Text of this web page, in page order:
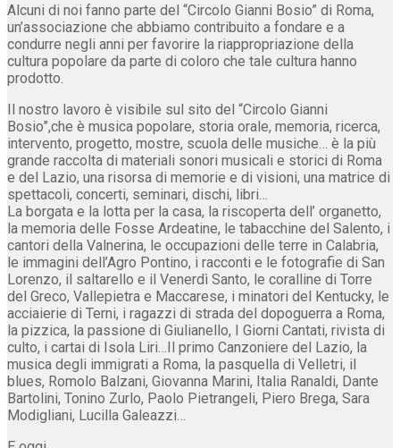
Alcuni di noi fanno parte del “Circolo Gianni Bosio” di Roma,
un’associazione che abbiamo contribuito a fondare e a
condurre negli anni per favorire la riappropriazione della
cultura popolare da parte di coloro che tale cultura hanno
prodotto.
Il nostro lavoro è visibile sul sito del “Circolo Gianni
Bosio”,che è musica popolare, storia orale, memoria, ricerca,
intervento, progetto, mostre, scuola delle musiche… è la più
grande raccolta di materiali sonori musicali e storici di Roma
e del Lazio, una risorsa di memorie e di visioni, una matrice di
spettacoli, concerti, seminari, dischi, libri…
La borgata e la lotta per la casa, la riscoperta dell’ organetto,
la memoria delle Fosse Ardeatine, le tabacchine del Salento, i
cantori della Valnerina, le occupazioni delle terre in Calabria,
le immagini dell’Agro Pontino, i racconti e le fotografie di San
Lorenzo, il saltarello e il Venerdì Santo, le coralline di Torre
del Greco, Vallepietra e Maccarese, i minatori del Kentucky, le
acciaierie di Terni, i ragazzi di strada del dopoguerra a Roma,
la pizzica, la passione di Giulianello, I Giorni Cantati, rivista di
culto, i cartai di Isola Liri…Il primo Canzoniere del Lazio, la
musica degli immigrati a Roma, la pasquella di Velletri, il
blues, Romolo Balzani, Giovanna Marini, Italia Ranaldi, Dante
Bartolini, Tonino Zurlo, Paolo Pietrangeli, Piero Brega, Sara
Modigliani, Lucilla Galeazzi…